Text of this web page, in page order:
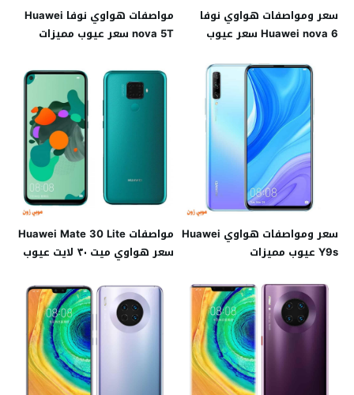
سعر ومواصفات هواوي نوفا
Huawei nova 6 سعر عيوب
مواصفات هواوي نوفا Huawei
nova 5T سعر عيوب مميزات
سعر ومواصفات هواوي Huawei
Y9s عيوب مميزات
مواصفات Huawei Mate 30 Lite
سعر هواوي ميت ٣٠ لايت عيوب